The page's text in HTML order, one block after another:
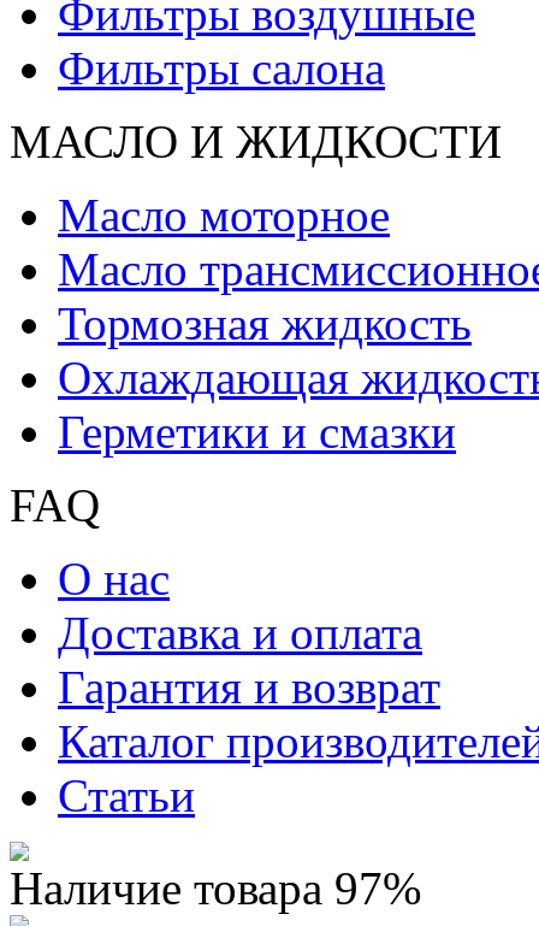
Фильтры воздушные
Фильтры салона
МАСЛО И ЖИДКОCТИ
Масло моторное
Масло
Тормозная жидкость
Охлаждающая
Герметики и смазки
FAQ
О нас
Доставка и оплата
Гарантия и возврат
Каталог
Статьи
Наличие товара 97%